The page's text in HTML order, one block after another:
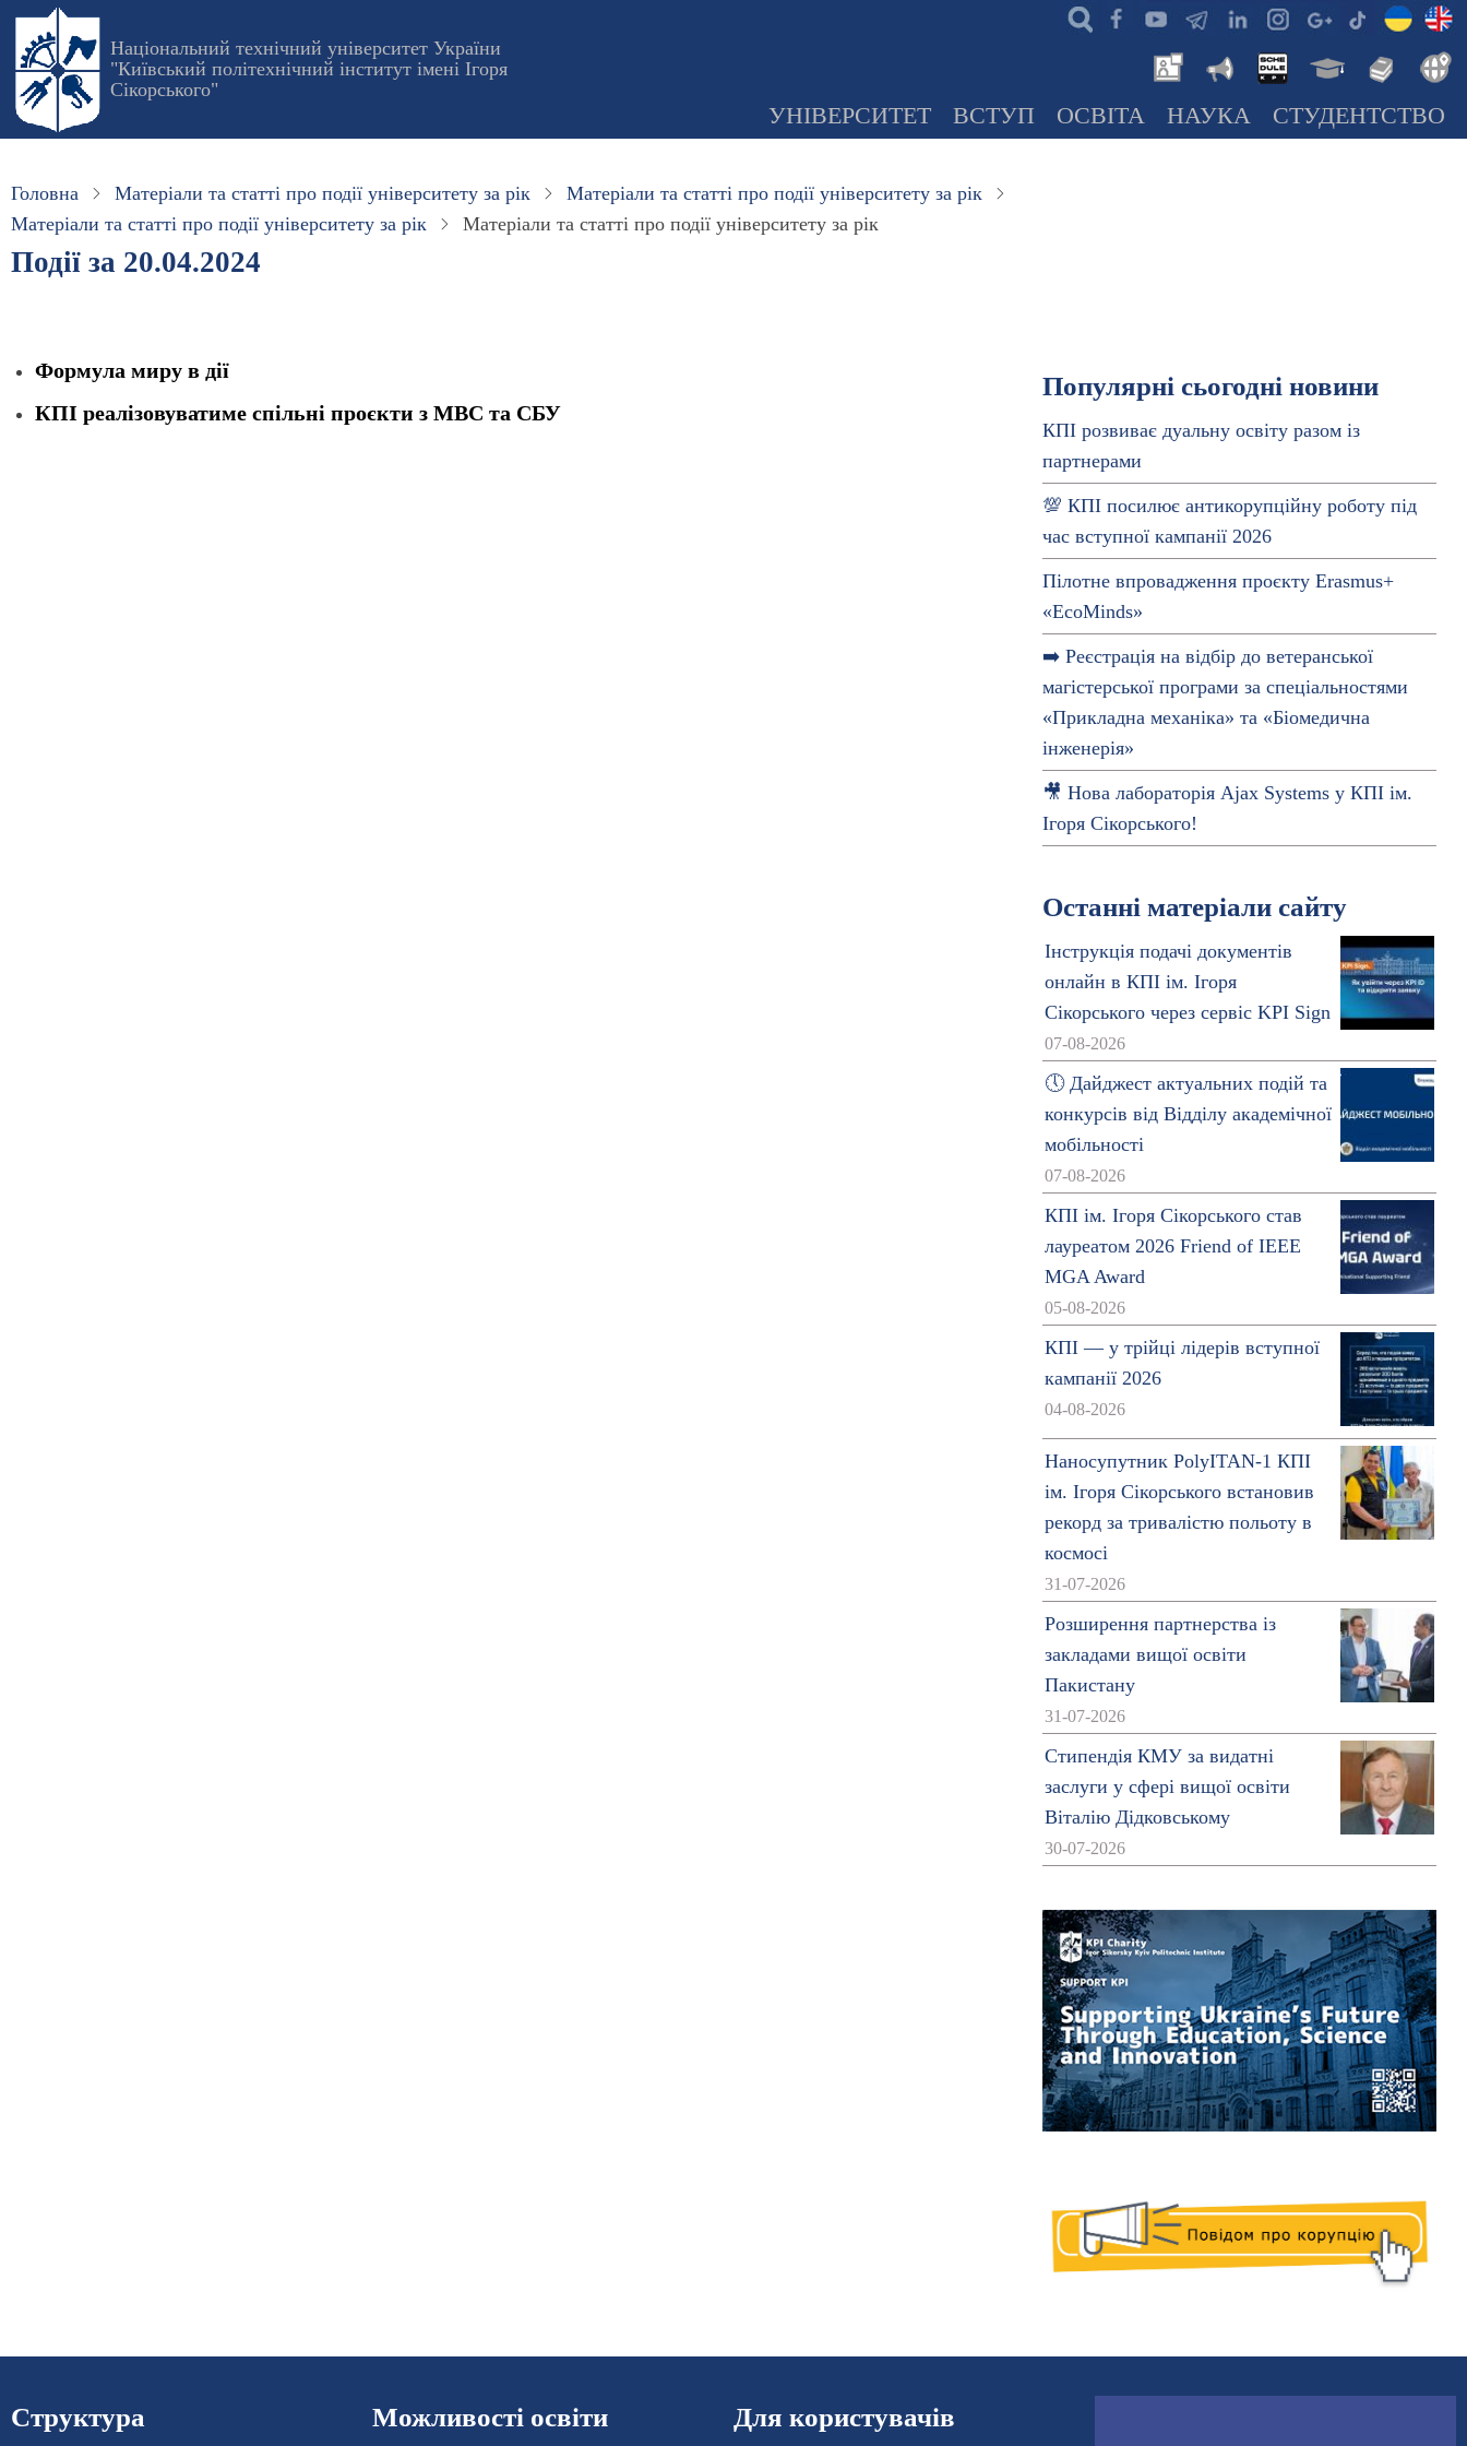
Перейти
основного
вмісту
Національний технічний університет України
"Київський політехнічний інститут імені Ігоря
Сікорського"
УНІВЕРСИТЕТ ВСТУП ОСВІТА НАУКА СТУДЕНТСТВО
Головна Матеріали та статті про події університету за рік
Матеріали та статті про події університету за рік
Матеріали та статті про події університету за рік
Матеріали та статті про події університету за рік
Події за 20.04.2024
Формула миру в дії
КПІ реалізовуватиме спільні проєкти з МВС та СБУ
Популярні сьогодні новини
КПІ розвиває дуальну освіту разом із
партнерами
💯 КПІ посилює антикорупційну роботу під
час вступної кампанії 2026
Пілотне впровадження проєкту Erasmus+
«EcoMinds»
➡️ Реєстрація на відбір до ветеранської
магістерської програми за спеціальностями
«Прикладна механіка» та «Біомедична
інженерія»
🎥 Нова лабораторія Ajax Systems у КПІ ім.
Ігоря Сікорського!
Останні матеріали сайту
Інструкція подачі документів
онлайн в КПІ ім. Ігоря
Сікорського через сервіс KPI Sign
07-08-2026
🕔 Дайджест актуальних подій та
конкурсів від Відділу академічної
мобільності
07-08-2026
КПІ ім. Ігоря Сікорського став
лауреатом 2026 Friend of IEEE
MGA Award
05-08-2026
КПІ — у трійці лідерів вступної
кампанії 2026
04-08-2026
Наносупутник PolyITAN-1 КПІ
ім. Ігоря Сікорського встановив
рекорд за тривалістю польоту в
космосі
31-07-2026
Розширення партнерства із
закладами вищої освіти
Пакистану
31-07-2026
Стипендія КМУ за видатні
заслуги у сфері вищої освіти
Віталію Дідковському
30-07-2026
Структура Можливості освіти Для користувачів